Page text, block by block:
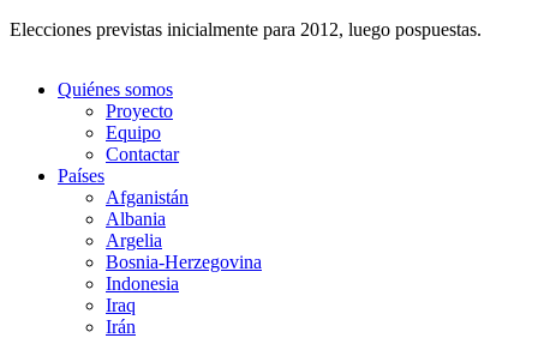
Elecciones previstas inicialmente para 2012, luego pospuestas.
Quiénes somos
Proyecto
Equipo
Contactar
Países
Afganistán
Albania
Argelia
Bosnia-Herzegovina
Indonesia
Iraq
Irán